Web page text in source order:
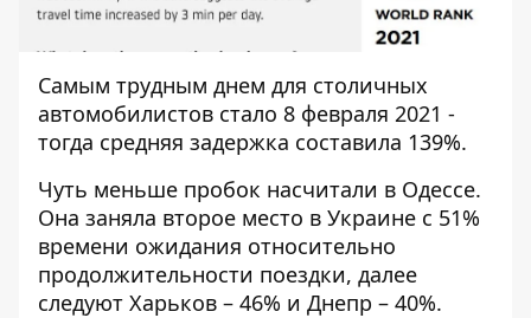
Самым трудным днем ​​для столичных
автомобилистов стало 8 февраля 2021 -
тогда средняя задержка составила 139%.
Чуть меньше пробок насчитали в Одессе.
Она заняла второе место в Украине с 51%
времени ожидания относительно
продолжительности поездки, далее
следуют Харьков – 46% и Днепр – 40%.